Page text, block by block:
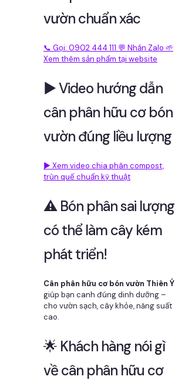
vườn chuẩn xác
📞 Gọi: 0902 444 111 💬 Nhắn Zalo 🌱
Xem thêm sản phẩm tại website
▶️ Video hướng dẫn
cân phân hữu cơ bón
vườn đúng liều lượng
▶️ Xem video chia phân compost,
trùn quế chuẩn kỹ thuật
⚠️ Bón phân sai lượng
có thể làm cây kém
phát triển!
Cân phân hữu cơ bón vườn Thiên Ý
giúp bạn canh đúng dinh dưỡng –
cho vườn sạch, cây khỏe, năng suất
cao.
🌟 Khách hàng nói gì
về cân phân hữu cơ